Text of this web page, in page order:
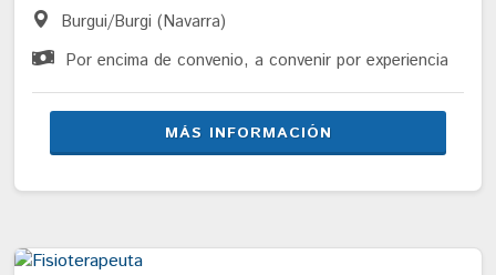
Burgui/Burgi (Navarra)
Por encima de convenio, a convenir por experiencia
MÁS INFORMACIÓN